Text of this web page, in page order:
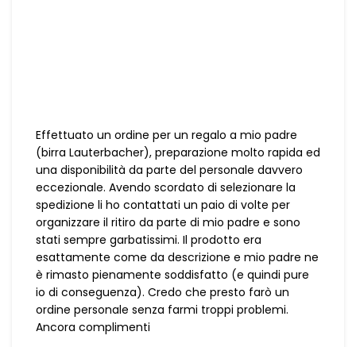
Effettuato un ordine per un regalo a mio padre
(birra Lauterbacher), preparazione molto rapida ed
una disponibilità da parte del personale davvero
eccezionale. Avendo scordato di selezionare la
spedizione li ho contattati un paio di volte per
organizzare il ritiro da parte di mio padre e sono
stati sempre garbatissimi. Il prodotto era
esattamente come da descrizione e mio padre ne
è rimasto pienamente soddisfatto (e quindi pure
io di conseguenza). Credo che presto farò un
ordine personale senza farmi troppi problemi.
Ancora complimenti